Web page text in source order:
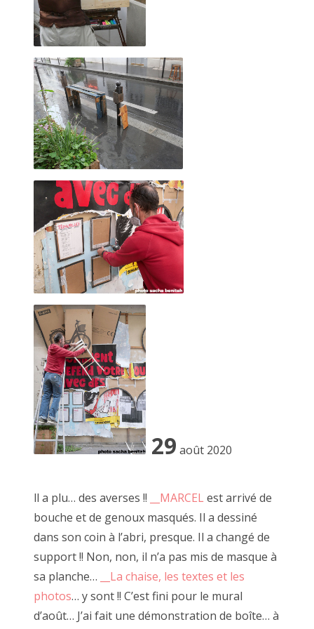
2023 novembre
2023 octobre
2023 septembre
2023 juillet
2023 août
2023 juin
2023 mai
2023 avril
2023 mars
2023 février
2023 janvier
2022 décembre
2022 novembre
2022 octobre
2022 août
2022 septembre
2022 juin
2022 mai
2022 avril
2022 mars
29 août 2020
ll a plu… des averses !! __MARCEL est arrivé de
bouche et de genoux masqués. Il a dessiné
dans son coin à l’abri, presque. Il a changé de
support !! Non, non, il n’a pas mis de masque à
sa planche… __La chaise, les textes et les
photos… y sont !! C’est fini pour le mural
d’août… J’ai fait une démonstration de boîte… à